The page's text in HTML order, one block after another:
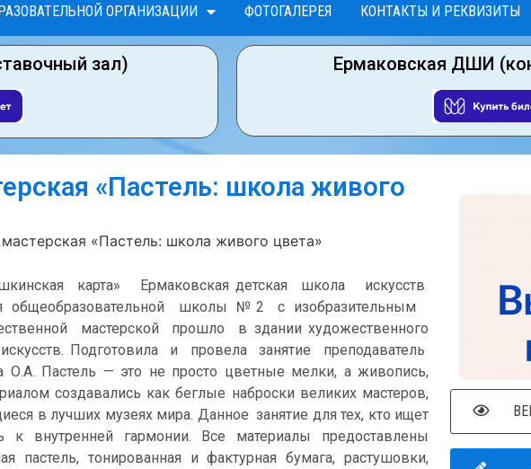
ОРГАНИЗАЦИИ ФОТОГАЛЕРЕЯ КОНТАКТЫ И РЕКВИЗИТЫ
зал) Ермаковская ДШИ
«Пастель: школа живого
«Пастель: школа живого цвета»
карта» Ермаковская детская школа искусств
общеобразовательной школы № 2 с изобразительным
мастерской прошло в здании художественного
Подготовила и провела занятие преподаватель
О.А. Пастель — это не просто цветные мелки, а живопись,
создавались как беглые наброски великих мастеров,
в лучших музеях мира. Данное занятие для тех, кто ищет
внутренней гармонии. Все материалы предоставлены
пастель, тонированная и фактурная бумага, растушовки,